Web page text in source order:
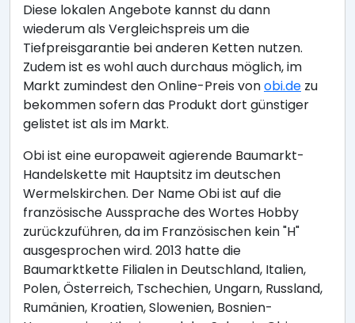
Diese lokalen Angebote kannst du dann
wiederum als Vergleichspreis um die
Tiefpreisgarantie bei anderen Ketten nutzen.
Zudem ist es wohl auch durchaus möglich, im
Markt zumindest den Online-Preis vonobi.de zu
bekommen sofern das Produkt dort günstiger
gelistet ist als im Markt.
Obi ist eine europaweit agierende Baumarkt-
Handelskette mit Hauptsitz im deutschen
Wermelskirchen. Der Name Obi ist auf die
französische Aussprache des Wortes Hobby
zurückzuführen, da im Französischen kein "H"
ausgesprochen wird. 2013 hatte die
Baumarktkette Filialen in Deutschland, Italien,
Polen, Österreich, Tschechien, Ungarn, Russland,
Rumänien, Kroatien, Slowenien, Bosnien-